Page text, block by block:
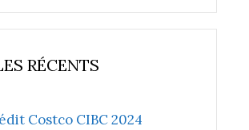
RÉCENTS
Costco CIBC 2024